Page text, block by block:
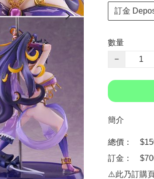
訂金
數量
−
簡介
總價：　
訂金：　
⚠️此乃訂購